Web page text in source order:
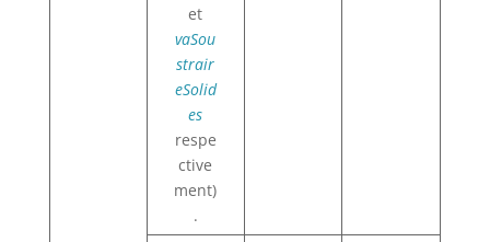
et
vaSou
strair
eSolid
es
respe
ctive
ment)
.